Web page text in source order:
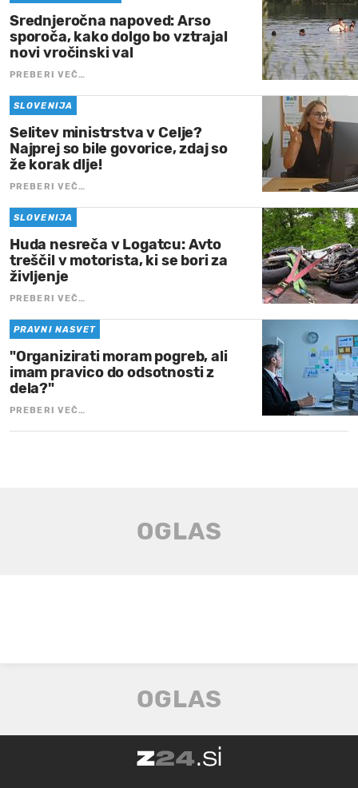
Srednjeročna napoved: Arso
sporoča, kako dolgo bo vztrajal
novi vročinski val
PREBERI VEČ…
SLOVENIJA
Selitev ministrstva v Celje?
Najprej so bile govorice, zdaj so
že korak dlje!
PREBERI VEČ…
SLOVENIJA
Huda nesreča v Logatcu: Avto
treščil v motorista, ki se bori za
življenje
PREBERI VEČ…
PRAVNI NASVET
"Organizirati moram pogreb, ali
imam pravico do odsotnosti z
dela?"
PREBERI VEČ…